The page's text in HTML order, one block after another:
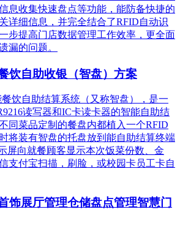
息收集快速盘点等功能，能防备快捷的
详细信息，并完全结合了RFID自动识
步提高门店数据管理工作效率，更全面
漏的问题。
饮自助收银（智盘）方案
饮自助结算系统（又称智盘），是一
读写器和IC卡读卡器的智能自助结
同菜品定制的餐盘内都植入一个RFID
将装有智盘的托盘放到能自助结算终端
屏向就餐顾客显示本次饭菜份数、金
支付宝扫描，刷脸，或校园卡员工卡自
饰展厅管理仓储盘点管理智慧门